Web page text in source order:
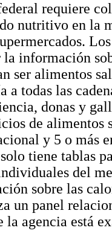
requiere
nutritivo en la
la información
ser alimentos
a todas las
donas y
de alimentos
y 5 o más
tiene tablas
del
sobre las
un panel
la agencia está